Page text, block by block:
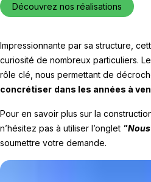
Découvrez nos réalisations
Impressionnante par sa structure,
curiosité de nombreux particuliers.
rôle clé, nous permettant de
concrétiser dans les années à
Pour en savoir plus sur la
n’hésitez pas à utiliser l’onglet
soumettre votre demande.